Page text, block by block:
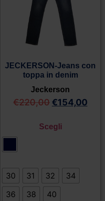
JECKERSON-Jeans con
toppa in denim
Jeckerson
€220,00 €154,00
Scegli
30 31 32
34
36
38 40